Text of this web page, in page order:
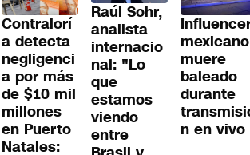
Contralorí
a detecta
negligenci
a por más
de $10 mil
millones
en Puerto
Natales:
Raúl Sohr,
analista
internacio
nal: "Lo
que
estamos
viendo
entre
mexicano
muere
baleado
durante
n en vivo